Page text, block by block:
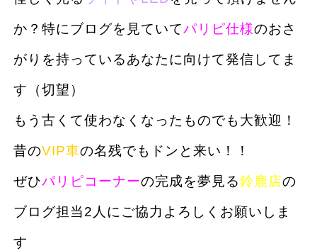
か？特にブログを見ていてパリピ仕様のおさ
がりを持っているあなたに向けて発信してま
す（切望）
もう古くて使わなくなったものでも大歓迎！
昔のVIP車の名残でもドンと来い！！
ぜひパリピコーナーの完成を夢見る鈴鹿店の
ブログ担当2人 にご協力よろしくお願いしま
す